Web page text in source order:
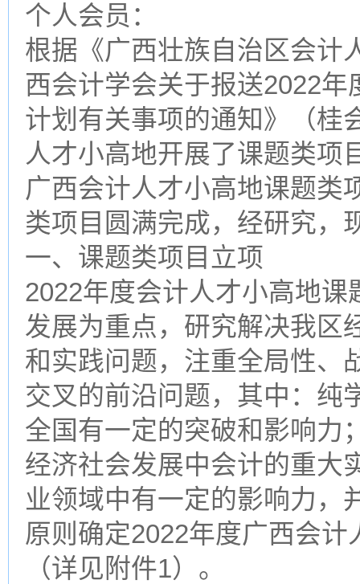
个人会员：
根据《广西壮族自治区会计
西会计学会关于报送2022
计划有关事项的通知》（桂
人才小高地开展了课题类项
广西会计人才小高地课题类
类项目圆满完成，经研究，
一、课题类项目立项
2022年度会计人才小高地
发展为重点，研究解决我区
和实践问题，注重全局性、
交叉的前沿问题，其中：纯
全国有一定的突破和影响力
经济社会发展中会计的重大
业领域中有一定的影响力，
原则确定2022年度广西会
（详见附件1）。